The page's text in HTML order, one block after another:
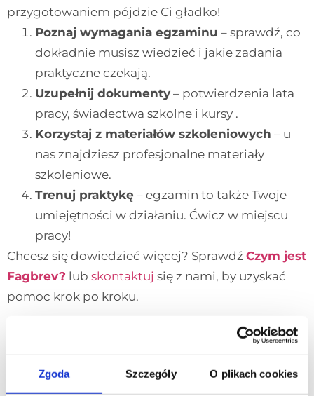
Zgoda Szczegóły O plikach cookies
przygotowaniem pójdzie Ci gładko!
Poznaj wymagania egzaminu – sprawdź, co
dokładnie musisz wiedzieć i jakie zadania
praktyczne czekają.
Uzupełnij dokumenty – potwierdzenia lata
pracy, świadectwa szkolne i kursy .
Korzystaj z materiałów szkoleniowych – u
nas znajdziesz profesjonalne materiały
szkoleniowe.
Trenuj praktykę – egzamin to także Twoje
umiejętności w działaniu. Ćwicz w miejscu
pracy!
Chcesz się dowiedzieć więcej? Sprawdź Czym jest
Fagbrev? lub skontaktuj się z nami, by uzyskać
pomoc krok po kroku.
Jakie zawody dają
Fagbrev? Wybierz
swoją ścieżkę